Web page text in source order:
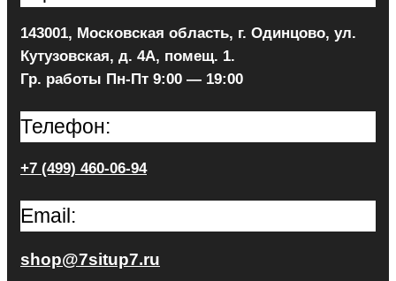
143001, Московская область, г. Одинцово, ул.
Кутузовская, д. 4А, помещ. 1.
Гр. работы Пн-Пт 9:00 — 19:00
Телефон:
+7 (499) 460-06-94
Email:
shop@7situp7.ru